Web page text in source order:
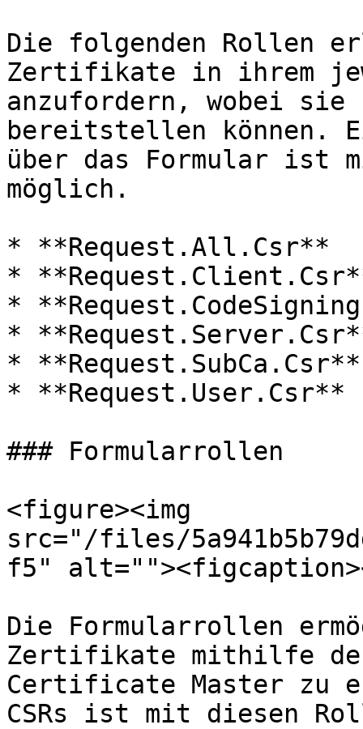
Die folgenden Rollen
Zertifikate in ihrem
anzufordern, wobei sie
bereitstellen können.
über das Formular ist
möglich.
* **Request.All.Csr**
*
*
*
* **Request.SubCa.Csr**
* **Request.User.Csr**
### Formularrollen
<figure><img
src="/files/
f5"
Die Formularrollen
Zertifikate mithilfe
Certificate Master zu
CSRs ist mit diesen